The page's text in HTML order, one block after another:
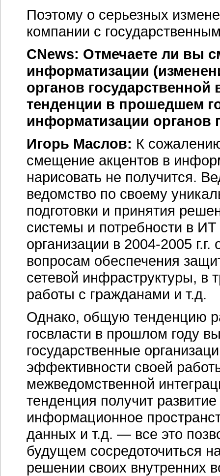
Поэтому о серьезных
компании с
CNews: Отмечаете ли вы
информатизации
органов государственной
тенденции в прошедшем
информатизации органов
Игорь Маслов: К
смещение акцентов в
нарисовать не получится.
ведомство по своему
подготовки и принятия
системы и потребности в
организации в 2004-2005 г.г.
вопросам обеспечения
сетевой инфраструктуры,
работы с гражданами и т.д.
Однако, общую тенденцию
госвласти в прошлом году
государственные
эффективности своей
межведомственной
тенденция получит
информационное
данных и т.д. — все это
будущем сосредоточиться
решении своих внутренних